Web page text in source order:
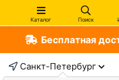
Каталог Поиск
Бесплатная
Санкт-Петербург